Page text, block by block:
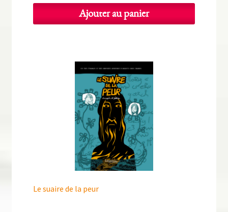
Ajouter au panier
Le suaire de la peur